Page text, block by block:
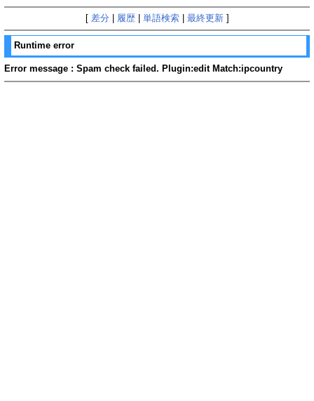
[ 差分 履歴| 単語検索| 最終更新]
Runtime error
Error message : Spam check failed. Plugin:edit Match:ipcountry